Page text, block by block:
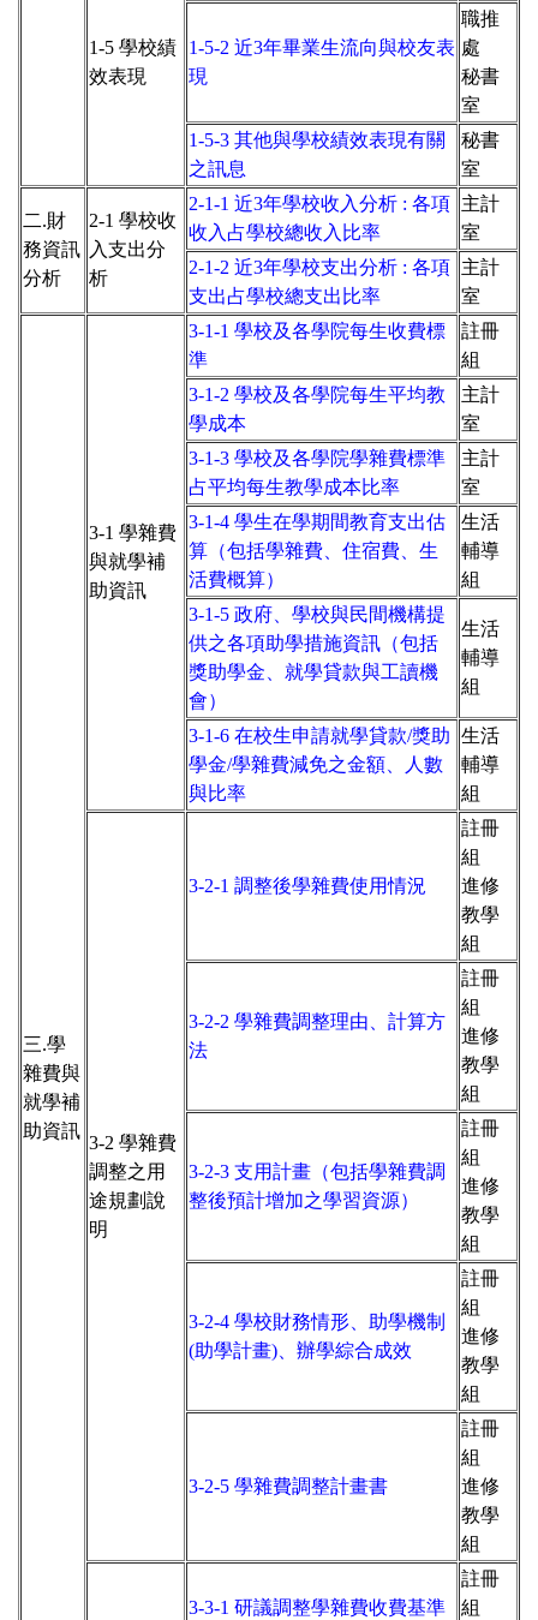
1-5 學校績
效表現
1-5-2 近3年畢業生流向與校友表
現
職推
處
秘書
室
1-5-3 其他與學校績效表現有關
之訊息
秘書
室
二.財
務資訊
分析
2-1 學校收
入支出分
析
2-1-1 近3年學校收入分析 : 各項
收入占學校總收入比率
主計
室
2-1-2 近3年學校支出分析 : 各項
支出占學校總支出比率
主計
室
三.學
雜費與
就學補
助資訊
3-1 學雜費
與就學補
助資訊
3-1-1 學校及各學院每生收費標
準
註冊
組
3-1-2 學校及各學院每生平均教
學成本
主計
室
3-1-3 學校及各學院學雜費標準
占平均每生教學成本比率
主計
室
3-1-4 學生在學期間教育支出估
算（包括學雜費、住宿費、生
活費概算）
生活
輔導
組
3-1-5 政府、學校與民間機構提
供之各項助學措施資訊（包括
獎助學金、就學貸款與工讀機
會）
生活
輔導
組
3-1-6 在校生申請就學貸款/獎助
學金/學雜費減免之金額、人數
與比率
生活
輔導
組
3-2 學雜費
調整之用
途規劃說
明
3-2-1 調整後學雜費使用情況
註冊
組
進修
教學
組
3-2-2 學雜費調整理由、計算方
法
註冊
組
進修
教學
組
3-2-3 支用計畫（包括學雜費調
整後預計增加之學習資源）
註冊
組
進修
教學
組
3-2-4 學校財務情形、助學機制
(助學計畫)、辦學綜合成效
註冊
組
進修
教學
組
3-2-5 學雜費調整計畫書
註冊
組
進修
教學
組
3-3-1 研議調整學雜費收費基準
註冊
組